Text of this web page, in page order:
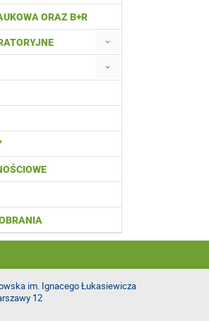
ORAZ B+R
im. Ignacego Łukasiewicza
12